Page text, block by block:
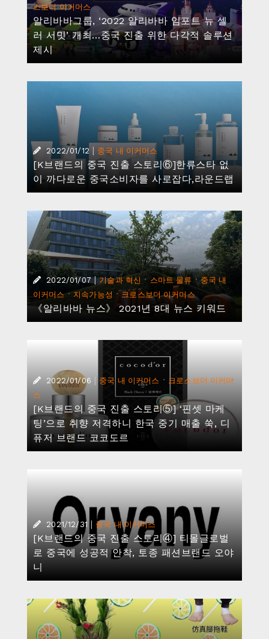
스보더 이커머스
알리바바그룹, ‘2022 알리바바 임포트 뉴 셀
러 서밋’ 개최…중국 진출 위한 다각적 솔루션
제시
2022/01/12 | 중국 내 이커머스
[K브랜드의 중국 진출 스토리⑥]한류스타 없
이 까다로운 중국소비자를 사로잡다,라운드랩
2022/01/07 | 기술과 혁신 · 스마트 물류 · 중국 내
이커머스·지속가능성 ·크로스보더 이커머스
《알리바바 뉴스》 2021년 8대 뉴스 키워드
2022/01/06 중국 내 이커머스 · 크로스보더 이커머
스
[K브랜드의 중국 진출 스토리⑤] ‘핀셋 마케
팅’으로 취향 저격하니 한국 중기 매출 쑥, 디
퓨저 브랜드 코코도르
2021/12/31 | 중국 내 이커머스
[K브랜드의 중국 진출 스토리④] 티몰글로벌
로 중국에 성공적 안착, 토종 패션브랜드 오야
니